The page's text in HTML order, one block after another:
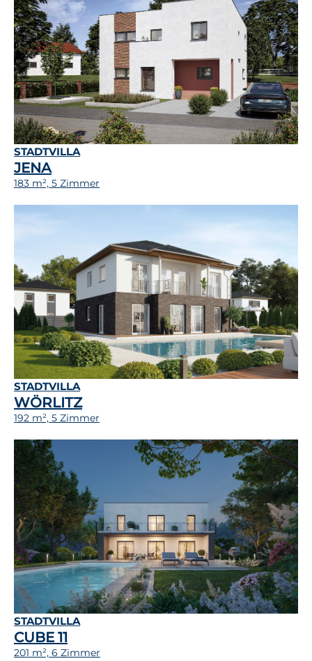
STADTVILLA
JENA
183 m², 5 Zimmer
STADTVILLA
WÖRLITZ
192 m², 5 Zimmer
STADTVILLA
CUBE 11
201 m², 6 Zimmer